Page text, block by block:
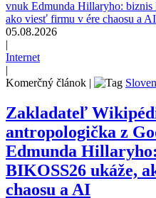
05.08.2026
|
Internet
|
Komerčný článok |
Zakladateľ
antropologička z
Edmunda
BIKOSS26 ukáže,
chaosu a AI